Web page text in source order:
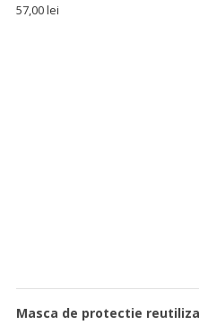
57,00lei
Masca de protectie